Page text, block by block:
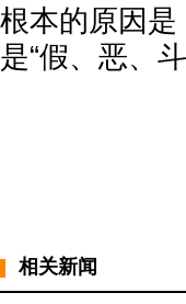
根本的原因
是“假、恶、
相关新闻